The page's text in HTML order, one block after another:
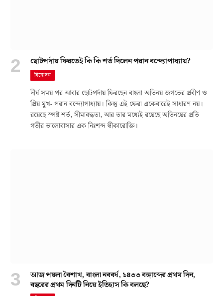
ছোটপর্দায় ফিরতেই কি কি শর্ত দিলেন পরান বন্দ্যোপাধ্যায়?
বিনোদন
দীর্ঘ সময় পর আবার ছোটপর্দায় ফিরছেন বাংলা অভিনয় জগতের প্রবীণ ও
প্রিয় মুখ- পরান বন্দ্যোপাধ্যায়। কিন্তু এই ফেরা একেবারেই সাধারণ নয়।
রয়েছে স্পষ্ট শর্ত, সীমাবদ্ধতা, আর তার মধ্যেই রয়েছে অভিনয়ের প্রতি
গভীর ভালোবাসার এক নিঃশব্দ স্বীকারোক্তি।
আজ পয়লা বৈশাখ, বাংলা নববর্ষ, ১৪৩৩ বঙ্গাব্দের প্রথম দিন,
বছরের প্রথম দিনটি নিয়ে ইতিহাস কি বলছে?